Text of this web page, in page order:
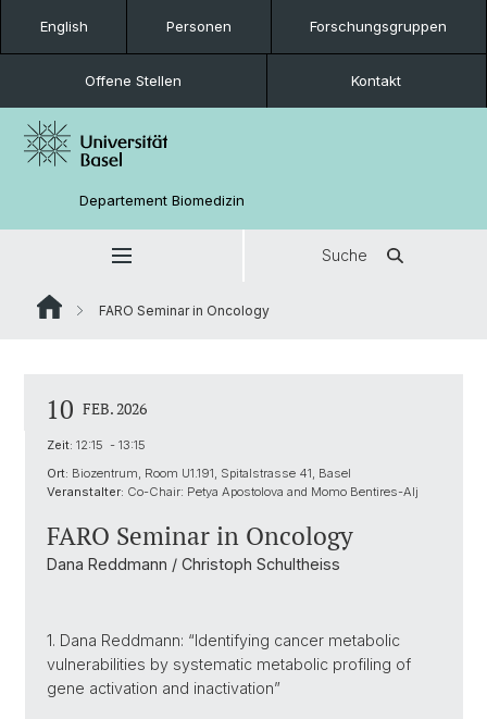
English Personen Forschungsgruppen
Offene Stellen Kontakt
Departement Biomedizin
Suche
FARO Seminar in Oncology
10 FEB. 2026
Zeit: 12:15 - 13:15
Ort: Biozentrum, Room U1.191, Spitalstrasse 41, Basel
Veranstalter: Co-Chair: Petya Apostolova and Momo Bentires-Alj
FARO Seminar in Oncology
Dana Reddmann / Christoph Schultheiss
1. Dana Reddmann: “Identifying cancer metabolic
vulnerabilities by systematic metabolic profiling of
gene activation and inactivation”